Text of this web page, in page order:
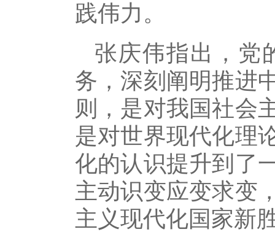
践伟力。
张庆伟指出，党
务，深刻阐明推进
则，是对我国社会
是对世界现代化理
化的认识提升到了
主动识变应变求变
主义现代化国家新